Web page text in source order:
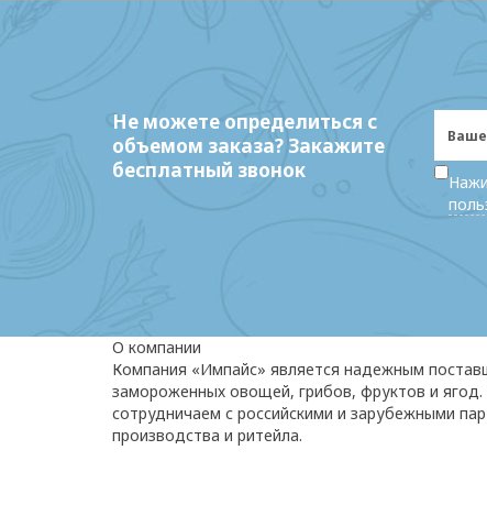
Не можете определиться с
объемом заказа? Закажите
бесплатный звонок
О компании
Компания «Импайс» является надежным
замороженных овощей, грибов, фруктов и ягод.
сотрудничаем с российскими и зарубежными
производства и ритейла.